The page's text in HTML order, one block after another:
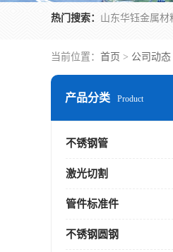
热门搜索：
当前位置： 首页 > 公司动态
产品分类 Product
不锈钢管
激光切割
管件标准件
不锈钢圆钢